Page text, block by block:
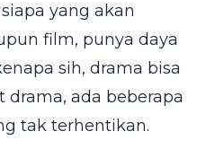
yang akan
film, punya daya
sih, drama bisa
ada beberapa
tak terhentikan.